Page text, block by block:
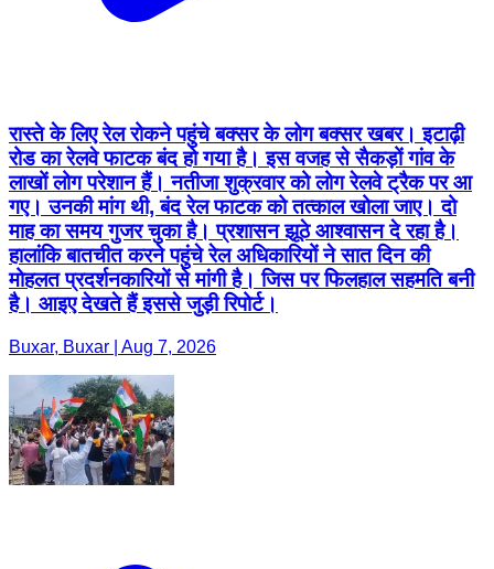
रास्ते के लिए रेल रोकने पहुंचे बक्सर के लोग बक्सर खबर। इटाढ़ी
रोड का रेलवे फाटक बंद हो गया है। इस वजह से सैकड़ों गांव के
लाखों लोग परेशान हैं। नतीजा शुक्रवार को लोग रेलवे ट्रैक पर आ
गए। उनकी मांग थी, बंद रेल फाटक को तत्काल खोला जाए। दो
माह का समय गुजर चुका है। प्रशासन झूठे आश्वासन दे रहा है।
हालांकि बातचीत करने पहुंचे रेल अधिकारियों ने सात दिन की
मोहलत प्रदर्शनकारियों से मांगी है। जिस पर फिलहाल सहमति बनी
है। आइए देखते हैं इससे जुड़ी रिपोर्ट।
Buxar, Buxar | Aug 7, 2026